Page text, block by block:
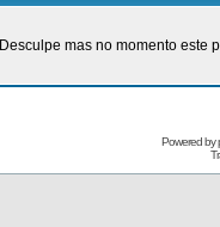
Desculpe mas no momento este
Powered by